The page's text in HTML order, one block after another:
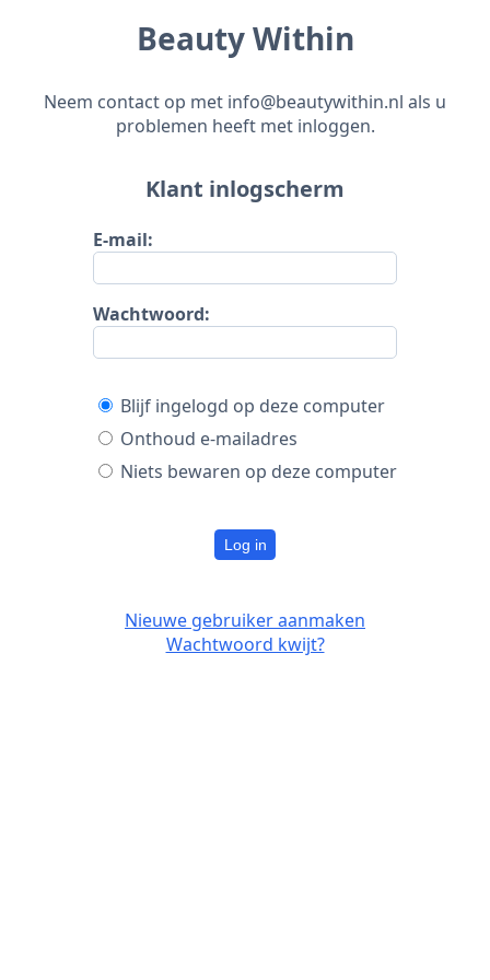
Beauty Within
Neem contact op met info@beautywithin.nl als u
problemen heeft met inloggen.
Klant inlogscherm
E-mail:
Wachtwoord:
Blijf ingelogd op deze computer
Onthoud e-mailadres
Niets bewaren op deze computer
Log in
Nieuwe gebruiker aanmaken
Wachtwoord kwijt?